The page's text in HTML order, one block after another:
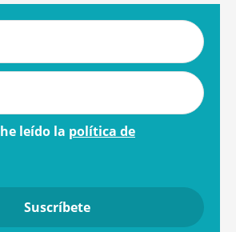
leído la política de